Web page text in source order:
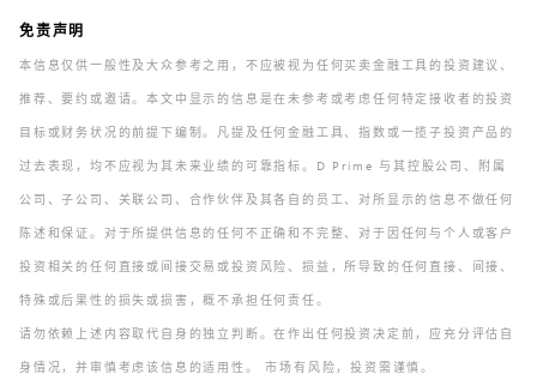
免责声明
本信息仅供一般性及大众参考之用，不应被视为任何买卖金融工具的投资建议、
推荐、要约或邀请。本文中显示的信息是在未参考或考虑任何特定接收者的投资
目标或财务状况的前提下编制。凡提及任何金融工具、指数或一揽子投资产品的
过去表现，均不应视为其未来业绩的可靠指标。D Prime 与其控股公司、附属
公司、子公司、关联公司、合作伙伴及其各自的员工、对所显示的信息不做任何
陈述和保证。对于所提供信息的任何不正确和不完整、对于因任何与个人或客户
投资相关的任何直接或间接交易或投资风险、损益，所导致的任何直接、间接、
特殊或后果性的损失或损害，概不承担任何责任。
请勿依赖上述内容取代自身的独立判断。在作出任何投资决定前，应充分评估自
身情况，并审慎考虑该信息的适用性。 市场有风险，投资需谨慎。